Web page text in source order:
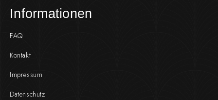
Informationen
FAQ
Kontakt
Impressum
Datenschutz